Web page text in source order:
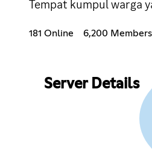
Tempat kumpul warga
181 Online 6,200 Members
Server Details